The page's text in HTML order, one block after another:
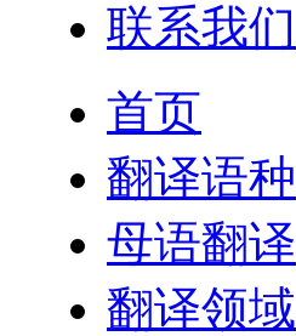
联系我们
首页
翻译语种
母语翻译
翻译领域